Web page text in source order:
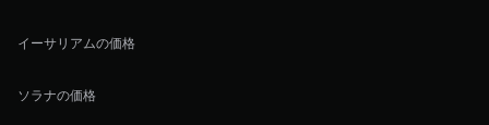
イーサリアムの価格
ソラナの価格